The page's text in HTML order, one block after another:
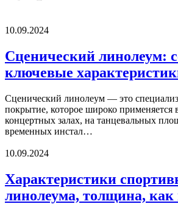
10.09.2024
Сценический линолеум:
ключевые
Сценический линолеум — это
покрытие, которое широко применяется
концертных залах, на танцевальных
временных инстал…
10.09.2024
Характеристики
линолеума, толщина, как